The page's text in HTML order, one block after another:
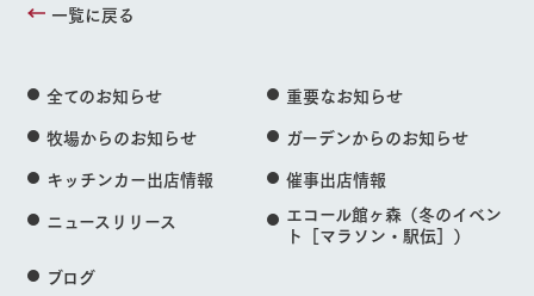
一覧に戻る
全てのお知らせ
重要なお知らせ
牧場からのお知らせ
ガーデンからのお知らせ
キッチンカー出店情報
催事出店情報
ニュースリリース
エコール館ヶ森（冬のイベン
ト［マラソン・駅伝］）
ブログ